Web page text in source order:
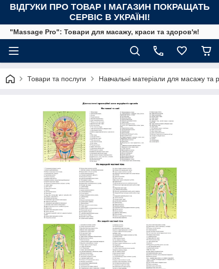
ВІДГУКИ ПРО ТОВАР І МАГАЗИН ПОКРАЩАТЬ
СЕРВІС В УКРАЇНІ!
"Massage Pro": Товари для масажу, краси та здоров'я!
Товари та послуги Навчальні матеріали для масажу та